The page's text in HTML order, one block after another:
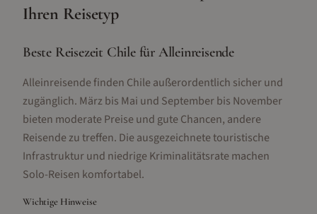
Ihren Reisetyp
Beste Reisezeit Chile für Alleinreisende
Alleinreisende finden Chile außerordentlich sicher und
zugänglich. März bis Mai und September bis November
bieten moderate Preise und gute Chancen, andere
Reisende zu treffen. Die ausgezeichnete touristische
Infrastruktur und niedrige Kriminalitätsrate machen
Solo-Reisen komfortabel.
Wichtige Hinweise